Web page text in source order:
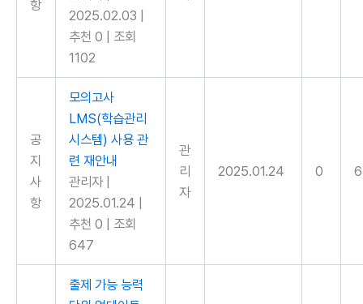
항
2025.02.03
추천 0
조회
1102
공
지
사
항
모의고사
LMS(학습관리
시스템) 사용 관
련 재안내
관리자
2025.01.24
추천 0
조회
647
관
리
자
2025.01.24 0
출제 가능 능력